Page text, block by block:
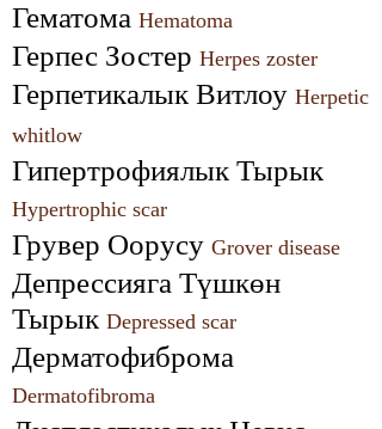
Гематома Hematoma
Герпес Зостер Herpes zoster
Герпетикалык Витлоу Herpetic
whitlow
Hypertrophic scar
Грувер Оорусу Grover disease
Депрессияга Түшкөн
Тырык Depressed scar
Dermatofibroma